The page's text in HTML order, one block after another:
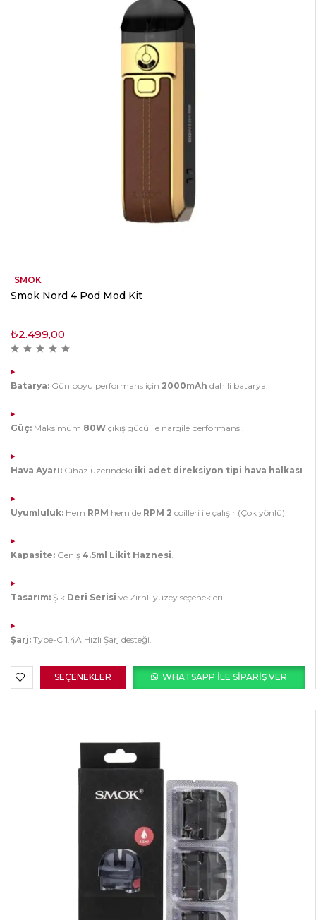
SMOK
Smok Nord 4 Pod Mod Kit
₺2.499,00
Batarya: Gün boyu performans için 2000mAh dahili batarya.
Güç: Maksimum 80W çıkış gücü ile nargile performansı.
Hava Ayarı: Cihaz üzerindeki iki adet direksiyon tipi hava halkası
Uyumluluk: Hem RPM hem de RPM 2 coilleri ile çalışır (Çok yönlü).
Kapasite: Geniş 4.5ml Likit Haznesi
Tasarım: Şık Deri Serisi ve Zırhlı yüzey seçenekleri.
Şarj: Type-C 1.4A Hızlı Şarj desteği.
SEÇENEKLER WHATSAPP ILE SIPARIŞ VER